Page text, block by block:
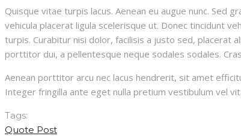
Quisque vitae turpis lacus. Aenean eu augue nunc. Sed
vehicula placerat ligula scelerisque ut. Donec tincidunt
turpis. Curabitur nisi dolor, facilisis a justo sed, placerat
porttitor dui, a pellentesque neque sodales sodales.
Aenean porttitor arcu nec lacus hendrerit, sit amet
Integer fringilla ante eget nulla pretium vestibulum vel
Tags:
Quote Post